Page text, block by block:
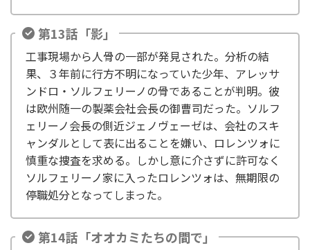
第13話「影」
工事現場から人骨の一部が発見された。分析の結
果、３年前に行方不明になっていた少年、アレッサ
ンドロ・ソルフェリーノの骨であることが判明。彼
は欧州随一の製薬会社会長の御曹司だった。ソルフ
ェリーノ会長の側近ジェノヴェーゼは、会社のスキ
ャンダルとして表に出ることを嫌い、ロレンツォに
慎重な捜査を求める。しかし意に介さずに許可なく
ソルフェリーノ家に入ったロレンツォは、無期限の
停職処分となってしまった。
第14話「オオカミたちの間で」